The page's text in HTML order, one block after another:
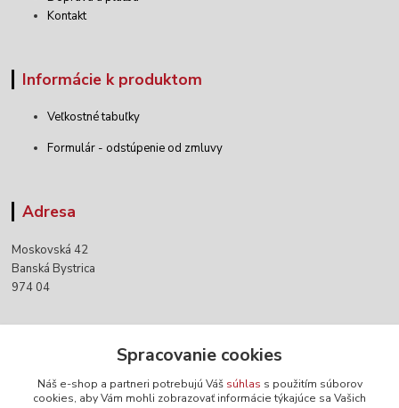
Kontakt
Informácie k produktom
Veľkostné tabuľky
Formulár - odstúpenie od zmluvy
Adresa
Moskovská 42
Banská Bystrica
974 04
+421 903 152 158
Spracovanie cookies
Náš e-shop a partneri potrebujú Váš súhlas s použitím súborov
cookies, aby Vám mohli zobrazovať informácie týkajúce sa Vašich